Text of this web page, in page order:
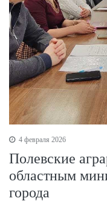
4 февраля 2026
Полевские
областным
города